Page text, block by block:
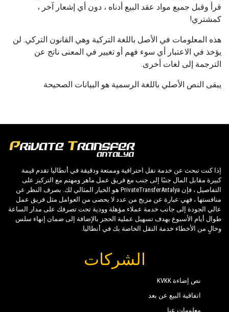
قرأ وقبل جميع مواد عقد البيع أدناه ، دون أي إشعار آخر ،
كمشتري!
هذه المعلومات في الأصل باللغة التركية وهي القانون التركي. لن
يؤخذ في الاعتبار أي سوء فهم أو تغيير في المعنى ناتج عن
الترجمة إلى لغات أخرى.
يبقى النص الأصلي باللغة الرسمية هو البيانات الصحيحة
إذا كنت تبحث عن خدمة نقل احترافية وممتعة ودقيقة في أنطاليا تقدم قيمة
كبيرة مقابل المال جنبًا إلى جنب مع فريق عمل ماهر ومهتم مع التركيز على
التفاصيل ، فإن PrivateTransferAntalya هو الخيار المثالي لك. بصرف النظر عن
منافستها ، فهي عبارة عن مزيج من عدد لا يحصى من العوامل مثل فريق عمل
عالي الجودة إلى جانب خدمة عملاء مؤهلة وودية تحت تصرفك على مدار الساعة
طوال أيام الأسبوع بهدف تسهيل عملية الحجز بالإضافة إلى ضمان إنهاء سلس
وخالٍ من الأخطاء خدمة النقل الخاصة بك في أنطاليا.
الشركات
نص إضاءة KVKK
اتفاقية البيع عن بعد
معلومات عنا